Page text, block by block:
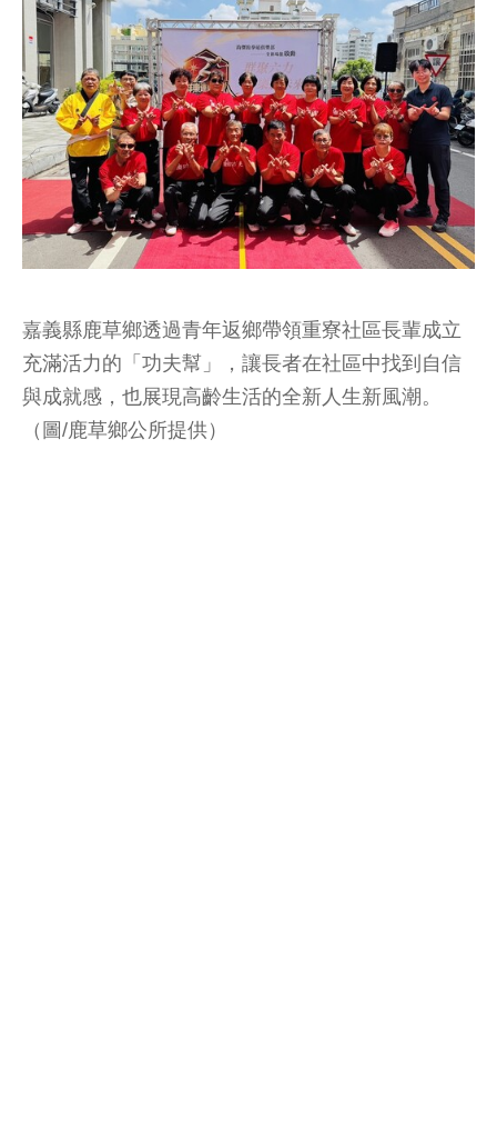
嘉義縣鹿草鄉透過青年返鄉帶領重寮社區長輩成立
充滿活力的「功夫幫」，讓長者在社區中找到自信
與成就感，也展現高齡生活的全新人生新風潮。
（圖/鹿草鄉公所提供）